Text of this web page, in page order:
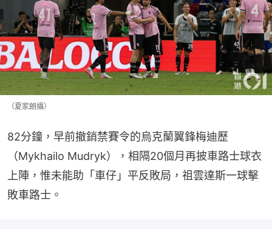
（夏家朗攝）
82分鐘，早前撤銷禁賽令的烏克蘭翼鋒梅迪歷
（Mykhailo Mudryk），相隔20個月再披車路士球衣
上陣，惟未能助「車仔」平反敗局，祖雲達斯一球擊
敗車路士。